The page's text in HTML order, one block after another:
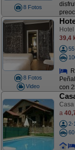
8 Fotos
8 Fotos
Video
39,4
con
Casa
a
2-